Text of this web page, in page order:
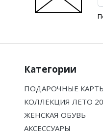
Категории
ПОДАРОЧНЫЕ
КОЛЛЕКЦИЯ ЛЕТО
ЖЕНСКАЯ ОБУВЬ
АКСЕССУАРЫ